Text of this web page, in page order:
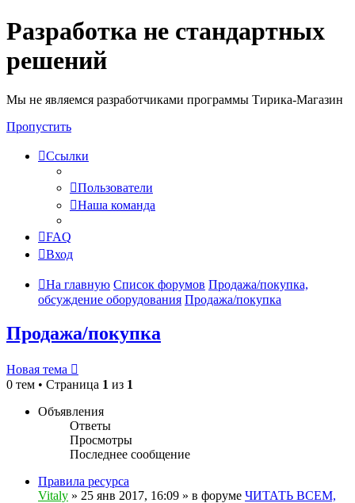
Разработка не стандартных
решений
Мы не являемся разработчиками программы Тирика-Магазин
Пропустить
Ссылки
Пользователи
Наша команда
FAQ
Вход
На главную Список форумов Продажа/покупка,
обсуждение оборудования Продажа/покупка
Продажа/покупка
Новая тема
0 тем • Страница 1 из 1
Объявления
Ответы
Просмотры
Последнее сообщение
Правила ресурса
Vitaly » 25 янв 2017, 16:09 » в форуме ЧИТАТЬ ВСЕМ,